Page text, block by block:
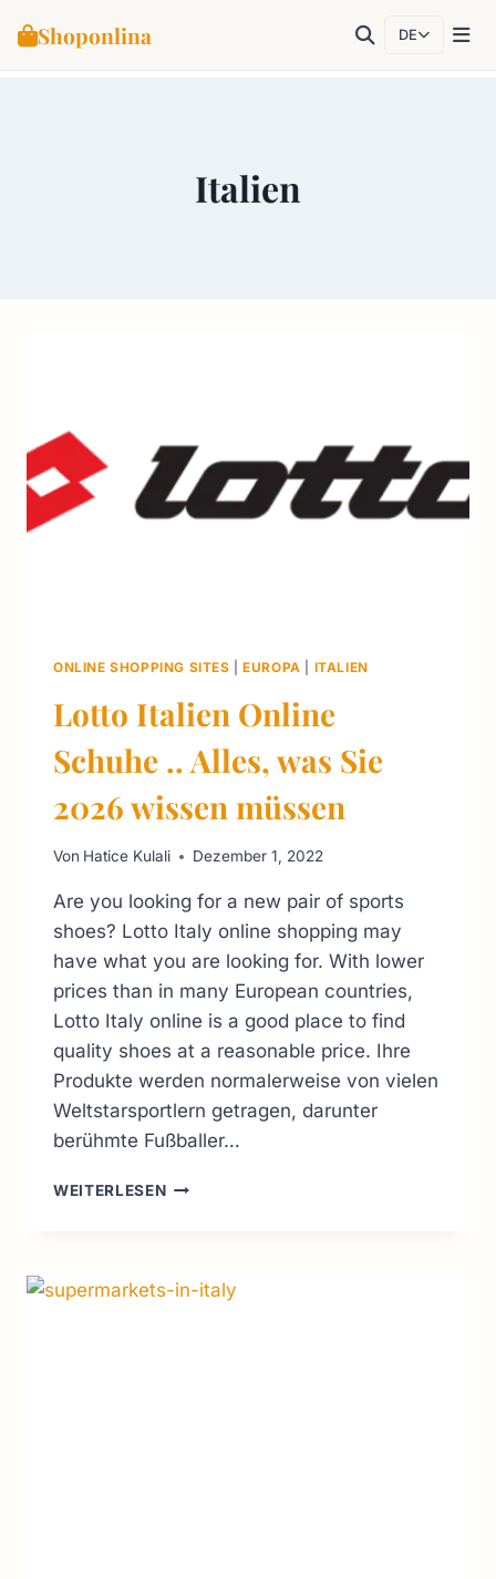
Shoponlina DE
Italien
ONLINE SHOPPING SITES |EUROPA ITALIEN
Lotto Italien Online
Schuhe .. Alles, was Sie
2026 wissen müssen
Von Hatice Kulali Dezember 1, 2022
Are you looking for a new pair of sports
shoes? Lotto Italy online shopping may
have what you are looking for. With lower
prices than in many European countries,
Lotto Italy online is a good place to find
quality shoes at a reasonable price. Ihre
Produkte werden normalerweise von vielen
Weltstarsportlern getragen, darunter
berühmte Fußballer…
WEITERLESENLOTTO
ALLES,